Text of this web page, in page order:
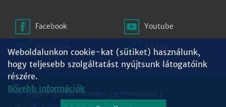
Facebook
Instagram
Youtube
TikTok
© 2026 PTE TTK | Minden jog fenntartva |
Weboldalunkon cookie-kat (sütiket) használunk,
hogy teljesebb szolgáltatást nyújtsunk látogatóink
részére.
Bővebb információk